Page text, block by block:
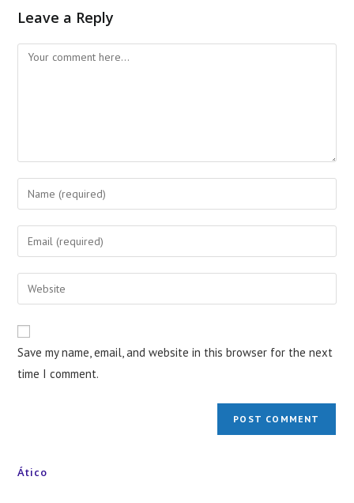
Leave a Reply
Comment
Enter
your
name
comment
Enter
your
email
address
Enter
your
URL
(optional)
Save my name, email, and website in this browser for the next
time I comment.
Ático